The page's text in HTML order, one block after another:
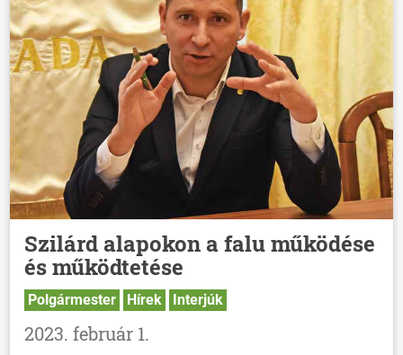
Szilárd alapokon a falu működése
és működtetése
Polgármester Hírek Interjúk
2023. február 1.